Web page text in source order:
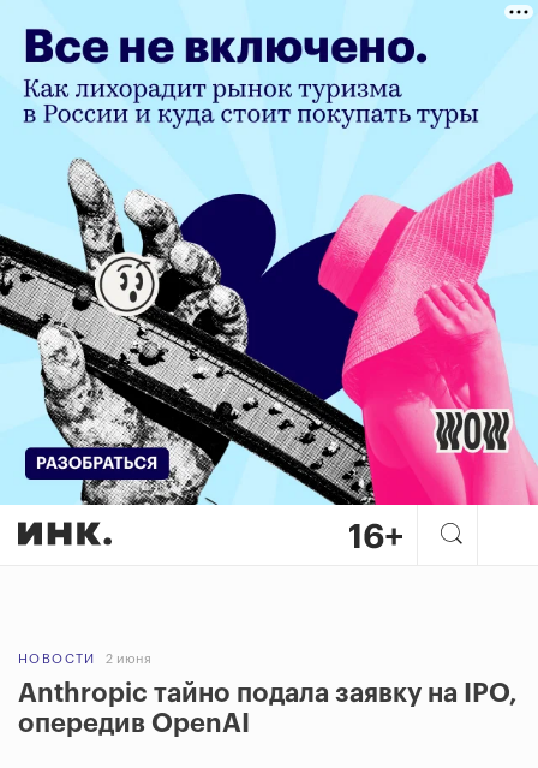
НОВОСТИ 2 июня
Anthropic тайно подала заявку на IPO,
опередив OpenAI